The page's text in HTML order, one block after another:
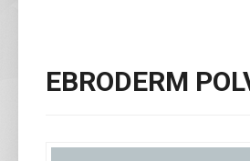
EBRODERM